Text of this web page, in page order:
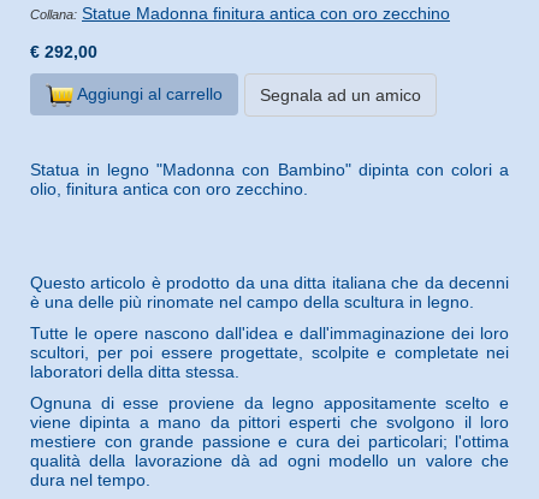
Collana: Statue Madonna finitura antica con oro zecchino
€ 292,00
Aggiungi al carrello Segnala ad un amico
Statua in legno "Madonna con Bambino" dipinta con colori a
olio, finitura antica con oro zecchino.
Questo articolo è prodotto da una ditta italiana che da decenni
è una delle più rinomate nel campo della scultura in legno.
Tutte le opere nascono dall'idea e dall'immaginazione dei loro
scultori, per poi essere progettate, scolpite e completate nei
laboratori della ditta stessa.
Ognuna di esse proviene da legno appositamente scelto e
viene dipinta a mano da pittori esperti che svolgono il loro
mestiere con grande passione e cura dei particolari; l'ottima
qualità della lavorazione dà ad ogni modello un valore che
dura nel tempo.